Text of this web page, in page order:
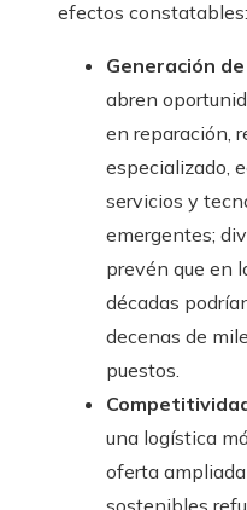
efectos constatables:
Generación
abren
en reparación,
especializado,
servicios y
emergentes;
prevén que en
décadas
decenas de
puestos.
una logística
oferta